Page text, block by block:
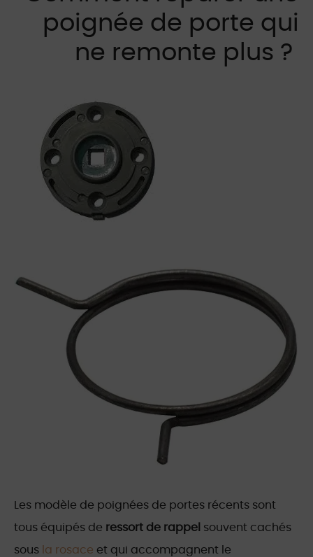
poignée de porte qui
ne remonte plus ?
Les modèle de poignées de portes récents sont
tous équipés de ressort de rappel souvent cachés
sous la rosace et qui accompagnent le